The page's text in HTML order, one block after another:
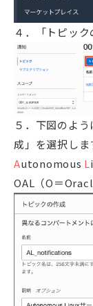
４．「トピック
５．下図のよ
成」を選択しま
Autonomous L
OAL（O＝